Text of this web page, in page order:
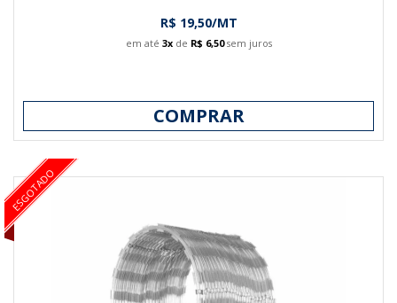
R$ 19,50/MT
em até 3xde R$ 6,50sem juros
COMPRAR
ESGOTADO